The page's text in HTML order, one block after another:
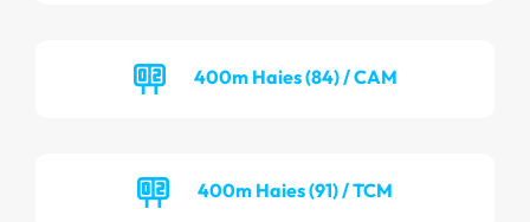
400m Haies (84) / CAM
400m Haies (91) / TCM